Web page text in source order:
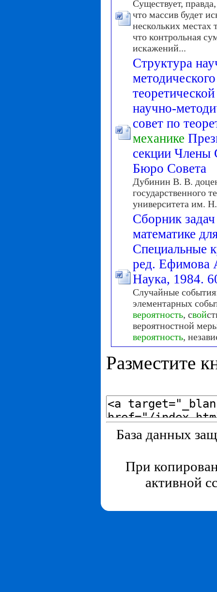
Существует,
что массив будет
нескольких местах
что контроль­ная
искажений...
Структура
научно-
совет по
механике
секции Члены
Бюро Совета
Дубинин В. В.
государственного
университета им.
Сборник
математике
Специальные
ред.
Наука, 1984.
Случайные
элементарных
вероятность, свой
вероятностной
вероятность,
Разместите
База данных
При
активной